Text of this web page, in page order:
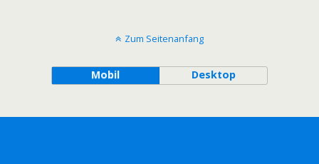
Zum Seitenanfang
Mobil Desktop